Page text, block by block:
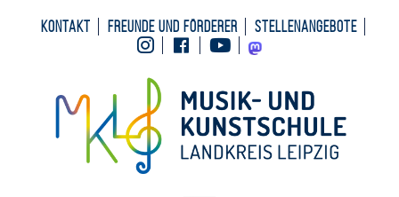
Kontakt Freunde und Förderer
Stellenangebote
InstagramFacebookYoutubeMastodon